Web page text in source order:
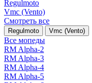
Regulmoto
Vmc (Vento)
Смотреть все
Regulmoto Vmc (Vento)
Все мопеды
RM Alpha-2
RM Alpha-3
RM Alpha-4
RM Alpha-5